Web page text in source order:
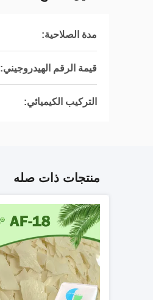
مدة الصلاحية:
قيمة الرقم الهيدروجيني:
التركيب الكيميائي:
منتجات ذات صله